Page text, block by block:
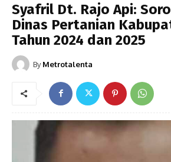
Syafril Dt. Rajo Api:
Dinas Pertanian
Tahun 2024 dan 2025
By Metrotalenta